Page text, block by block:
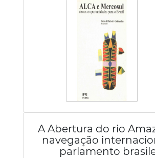
A Abertura do rio
navegação
parlamento